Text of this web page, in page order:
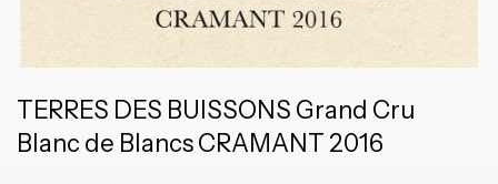
TERRES DES BUISSONS Grand Cru
Blanc de Blancs CRAMANT 2016